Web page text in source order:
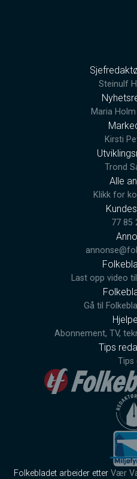
Steinulf
Maria
Kirsti
Trond
Alle
Klikk for
77 85
Last opp video
Gå til
Abonnement, TV,
Tips
Tips
Folkebladet arbeider etter Vær